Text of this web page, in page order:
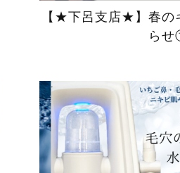
【★下呂支店★】春の
ら